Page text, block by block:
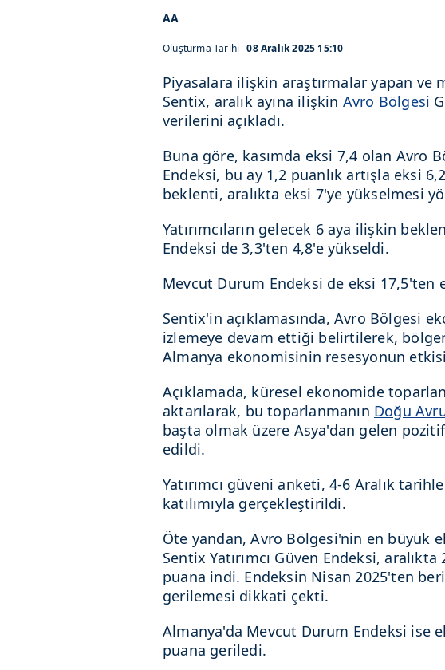
AA
Oluşturma Tarihi 08 Aralık 2025 15:10
Piyasalara ilişkin araştırmalar yapan ve
Sentix, aralık ayına ilişkin Avro Bölgesi
verilerini açıkladı.
Buna göre, kasımda eksi 7,4 olan Avro
Endeksi, bu ay 1,2 puanlık artışla eksi
beklenti, aralıkta eksi 7'ye yükselmesi
Yatırımcıların gelecek 6 aya ilişkin
Endeksi de 3,3'ten 4,8'e yükseldi.
Mevcut Durum Endeksi de eksi 17,5'ten
Sentix'in açıklamasında, Avro Bölgesi
izlemeye devam ettiği belirtilerek,
Almanya ekonomisinin resesyonun etkisi
Açıklamada, küresel ekonomide
aktarılarak, bu toparlanmanın Doğu
başta olmak üzere Asya'dan gelen
edildi.
Yatırımcı güveni anketi, 4-6 Aralık
katılımıyla gerçekleştirildi.
Öte yandan, Avro Bölgesi'nin en büyük
Sentix Yatırımcı Güven Endeksi,
puana indi. Endeksin Nisan 2025'ten
gerilemesi dikkati çekti.
Almanya'da Mevcut Durum Endeksi ise
puana geriledi.